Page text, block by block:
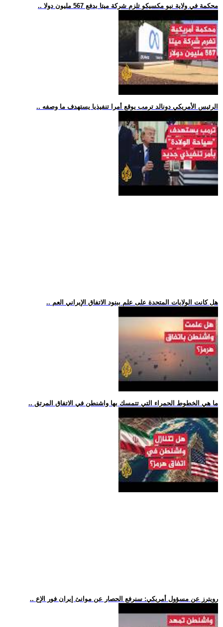
.. محكمة في ولاية نيو مكسيكو تلزم شركة ميتا بدفع 567 مليون دولا
.. الرئيس الأمريكي دونالد ترمب يوقع أمرا تنفيذيا يستهدف ما وصفه
.. هل كانت الولايات المتحدة على علم ببنود الاتفاق الإيراني العم
.. ما هي الخطوط الحمراء التي تتمسك بها واشنطن في الاتفاق المرتق
.. رويترز عن مسؤول أمريكي: سنرفع الحصار عن موانئ إيران فور الإع